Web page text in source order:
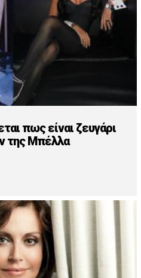
πως είναι ζευγάρι
της Μπέλλα